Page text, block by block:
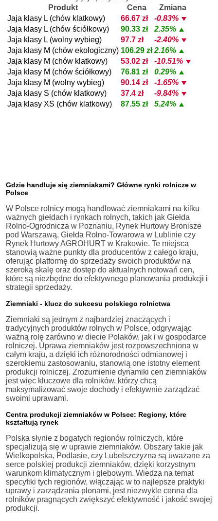
Produkt
Cena
Zmiana
Jaja klasy L (chów klatkowy)
66.67 zł
-0.83%
Jaja klasy L (chów ściółkowy)
90.33 zł
2.35%
Jaja klasy L (wolny wybieg)
97.7 zł
-2.40%
Jaja klasy M (chów ekologiczny) 106.29 zł 2.16%
Jaja klasy M (chów klatkowy)
53.02 zł
-10.51%
Jaja klasy M (chów ściółkowy)
76.81 zł
0.29%
Jaja klasy M (wolny wybieg)
90.14 zł
-1.65%
Jaja klasy S (chów klatkowy)
37.4 zł
-9.84%
Jaja klasy XS (chów klatkowy)
87.55 zł 5.24%
Gdzie handluje się ziemniakami? Główne rynki rolnicze w
Polsce
W Polsce rolnicy mogą handlować ziemniakami na kilku
ważnych giełdach i rynkach rolnych, takich jak Giełda
Rolno-Ogrodnicza w Poznaniu, Rynek Hurtowy Bronisze
pod Warszawą, Giełda Rolno-Towarowa w Lublinie czy
Rynek Hurtowy AGROHURT w Krakowie. Te miejsca
stanowią ważne punkty dla producentów z całego kraju,
oferując platformę do sprzedaży swoich produktów na
szeroką skalę oraz dostęp do aktualnych notowań cen,
które są niezbędne do efektywnego planowania produkcji i
strategii sprzedaży.
Ziemniaki - klucz do sukcesu polskiego rolnictwa
Ziemniaki są jednym z najbardziej znaczących i
tradycyjnych produktów rolnych w Polsce, odgrywając
ważną rolę zarówno w diecie Polaków, jak i w gospodarce
rolniczej. Uprawa ziemniaków jest rozpowszechniona w
całym kraju, a dzięki ich różnorodności odmianowej i
szerokiemu zastosowaniu, stanowią one istotny element
produkcji rolniczej. Zrozumienie dynamiki cen ziemniaków
jest więc kluczowe dla rolników, którzy chcą
maksymalizować swoje dochody i efektywnie zarządzać
swoimi uprawami.
Centra produkcji ziemniaków w Polsce: Regiony, które
kształtują rynek
Polska słynie z bogatych regionów rolniczych, które
specjalizują się w uprawie ziemniaków. Obszary takie jak
Wielkopolska, Podlasie, czy Lubelszczyzna są uważane za
serce polskiej produkcji ziemniaków, dzięki korzystnym
warunkom klimatycznym i glebowym. Wiedza na temat
specyfiki tych regionów, włączając w to najlepsze praktyki
uprawy i zarządzania plonami, jest niezwykle cenna dla
rolników pragnących zwiększyć efektywność i jakość swojej
produkcji.